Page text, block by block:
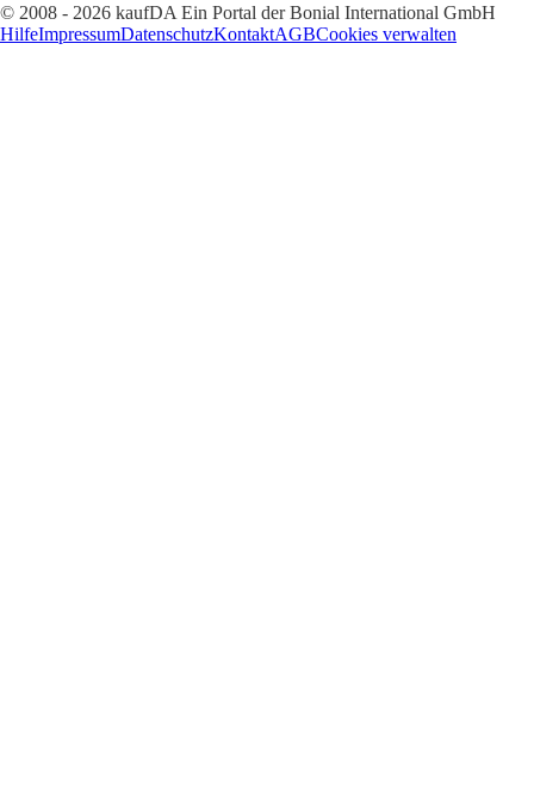
© 2008 - 2026 kaufDA Ein Portal der Bonial International GmbH
HilfeImpressumDatenschutzKontaktAGBCookies verwalten